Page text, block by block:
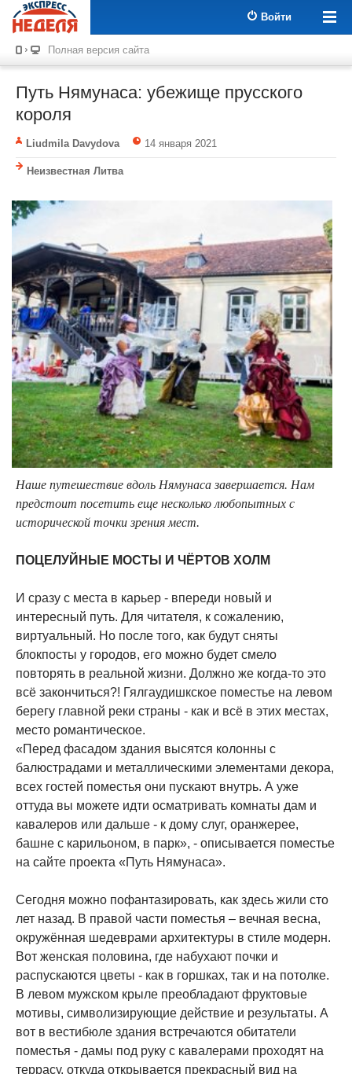
Войти
Полная версия сайта
Путь Нямунаса: убежище прусского
короля
Liudmila Davydova 14 января 2021
Неизвестная Литва
Наше путешествие вдоль Нямунаса завершается. Нам
предстоит посетить еще несколько любопытных с
исторической точки зрения мест.
ПОЦЕЛУЙНЫЕ МОСТЫ И ЧЁРТОВ ХОЛМ
И сразу с места в карьер - впереди новый и
интересный путь. Для читателя, к сожалению,
виртуальный. Но после того, как будут сняты
блокпосты у городов, его можно будет смело
повторять в реальной жизни. Должно же когда-то это
всё закончиться?! Гялгаудишкское поместье на левом
берегу главной реки страны - как и всё в этих местах,
место романтическое.
«Перед фасадом здания высятся колонны с
балюстрадами и металлическими элементами декора,
всех гостей поместья они пускают внутрь. А уже
оттуда вы можете идти осматривать комнаты дам и
кавалеров или дальше - к дому слуг, оранжерее,
башне с карильоном, в парк», - описывается поместье
на сайте проекта «Путь Нямунаса».
Сегодня можно пофантазировать, как здесь жили сто
лет назад. В правой части поместья – вечная весна,
окружённая шедеврами архитектуры в стиле модерн.
Вот женская половина, где набухают почки и
распускаются цветы - как в горшках, так и на потолке.
В левом мужском крыле преобладают фруктовые
мотивы, символизирующие действие и результаты. А
вот в вестибюле здания встречаются обитатели
поместья - дамы под руку с кавалерами проходят на
террасу, откуда открывается прекрасный вид на